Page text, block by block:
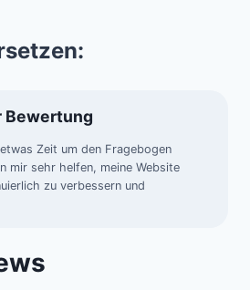
Bewertung
Zeit um den Fragebogen
mir sehr helfen, meine Website
zu verbessern und